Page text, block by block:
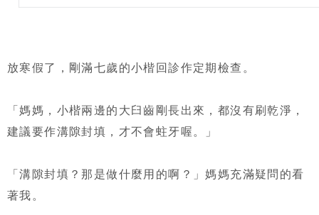
放寒假了，剛滿七歲的小楷回診作定期檢查。
「媽媽，小楷兩邊的大臼齒剛長出來，都沒有刷乾淨，
建議要作溝隙封填，才不會蛀牙喔。」
「溝隙封填？那是做什麼用的啊？」媽媽充滿疑問的看
著我。